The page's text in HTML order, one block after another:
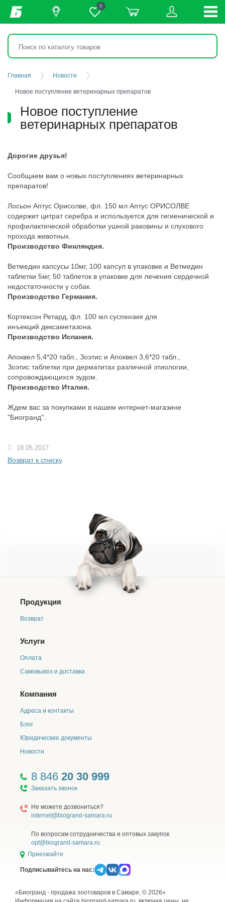
0
Главная Новости
Новое поступление ветеринарных препаратов
Новое поступление
ветеринарных препаратов
Дорогие друзья!
Сообщаем вам о новых поступлениях ветеринарных
препаратов!
Лосьон Аптус Орисолве, фл. 150 мл Аптус ОРИСОЛВЕ
содержит цитрат серебра и используется для гигиенической и
профилактической обработки ушной раковины и слухового
прохода животных.
Производство Финляндия.
Ветмедин капсусы 10мг, 100 капсул в упаковке и Ветмедин
таблетки 5мг, 50 таблеток в упаковке для лечения сердечной
недостаточности у собак.
Производство Германия.
Кортексон Ретард, фл. 100 мл суспензия для
инъекций дексаметазона.
Производство Испания.
Апоквел 5,4*20 табл., Зоэтис и Апоквел 3,6*20 табл.,
Зоэтис таблетки при дерматитах различной этиологии,
сопровождающихся зудом.
Производство Италия.
Ждем вас за покупками в нашем интернет-магазине
"Биогранд".
18.05.2017
Возврат к списку
Продукция
Возврат
Услуги
Оплата
Самовывоз и доставка
Компания
Адреса и контакты
Блог
Юридические документы
Новости
8 846 20 30 999
Заказать звонок
Не можете дозвониться?
internet@biogrand-samara.ru
По вопросам сотрудничества и оптовых закупок
opt@biogrand-samara.ru
Приезжайте
Подписывайтесь на нас:
«Биогранд - продажа зоотоваров в Самаре, © 2026»